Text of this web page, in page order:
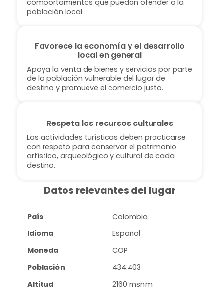
comportamientos que puedan ofender a la
población local.
Favorece la economía y el desarrollo
local en general
Apoya la venta de bienes y servicios por parte
de la población vulnerable del lugar de
destino y promueve el comercio justo.
Respeta los recursos culturales
Las actividades turísticas deben practicarse
con respeto para conservar el patrimonio
artístico, arqueológico y cultural de cada
destino.
Datos relevantes del lugar
País
Colombia
Idioma
Español
Moneda
COP
Población
434.403
Altitud
2160 msnm